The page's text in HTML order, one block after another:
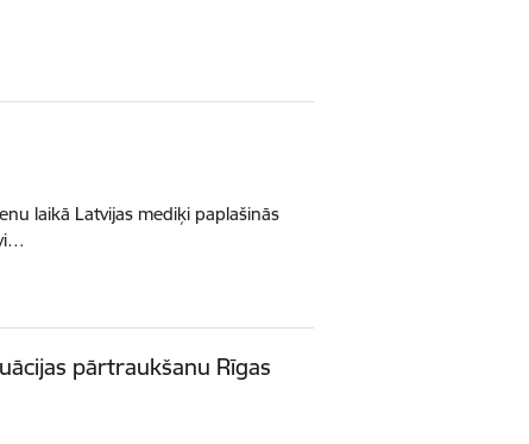
laikā Latvijas mediķi paplašinās
pārtraukšanu Rīgas